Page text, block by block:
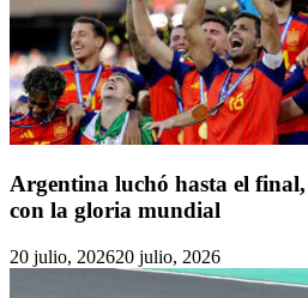
Argentina luchó hasta el final,
con la gloria mundial
20 julio, 202620 julio, 2026